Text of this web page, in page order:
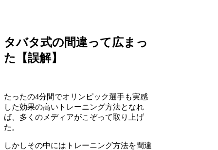
タバタ式の間違って広まっ
た【誤解】
たったの4分間でオリンピック選手も実感
した効果の高いトレーニング方法となれ
ば、多くのメディアがこぞって取り上げ
た。
しかしその中にはトレーニング方法を間違